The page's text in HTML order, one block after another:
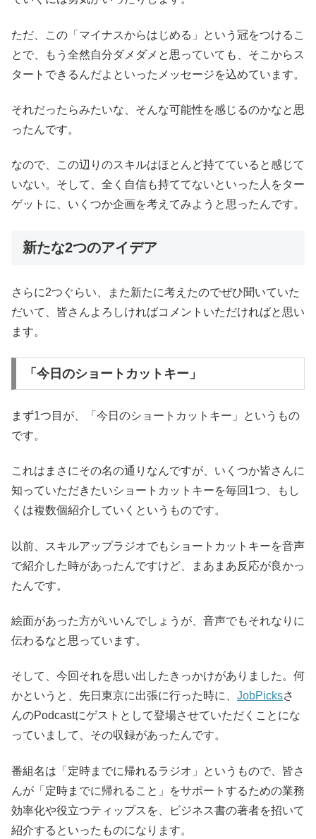
ただ、この「マイナスからはじめる」という冠をつけるこ
とで、もう全然自分ダメダメと思っていても、そこからス
タートできるんだよといったメッセージを込めています。
それだったらみたいな、そんな可能性を感じるのかなと思
ったんです。
なので、この辺りのスキルはほとんど持てていると感じて
いない。そして、全く自信も持ててないといった人をター
ゲットに、いくつか企画を考えてみようと思ったんです。
新たな2つのアイデア
さらに2つぐらい、また新たに考えたのでぜひ聞いていた
だいて、皆さんよろしければコメントいただければと思い
ます。
「今日のショートカットキー」
まず1つ目が、「今日のショートカットキー」というもの
です。
これはまさにその名の通りなんですが、いくつか皆さんに
知っていただきたいショートカットキーを毎回1つ、もし
くは複数個紹介していくというものです。
以前、スキルアップラジオでもショートカットキーを音声
で紹介した時があったんですけど、まあまあ反応が良かっ
たんです。
絵面があった方がいいんでしょうが、音声でもそれなりに
伝わるなと思っています。
そして、今回それを思い出したきっかけがありました。何
かというと、先日東京に出張に行った時に、 JobPicksさ
んのPodcastにゲストとして登場させていただくことにな
っていまして、その収録があったんです。
番組名は「定時までに帰れるラジオ」というもので、皆さ
んが「定時までに帰れること」をサポートするための業務
効率化や役立つティップスを、ビジネス書の著者を招いて
紹介するといったものになります。